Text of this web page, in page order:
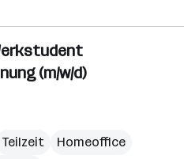
(m/w/d)
Teilzeit
Homeoffice